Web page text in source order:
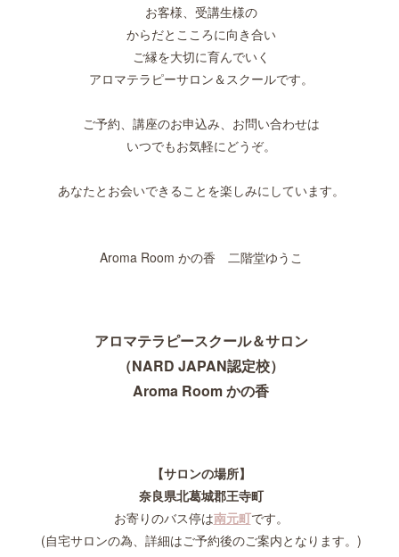
お客様、受講生様の
からだとこころに向き合い
ご縁を大切に育んでいく
アロマテラピーサロン＆スクールです。
ご予約、講座のお申込み、お問い合わせは
いつでもお気軽にどうぞ。
あなたとお会いできることを楽しみにしています。
Aroma Room かの香 二階堂ゆうこ
アロマテラピースクール＆サロン
（NARD JAPAN認定校）
Aroma Room かの香
【サロンの場所】
奈良県北葛城郡王寺町
お寄りのバス停は南元町です。
(自宅サロンの為、詳細はご予約後のご案内となります。)